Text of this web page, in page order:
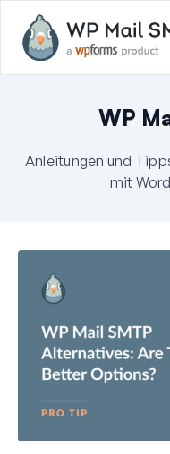
WP
Anleitungen und
mit